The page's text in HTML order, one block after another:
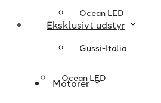
Ocean LED
Gussi-Italia
Motorer
Eksklusivt udstyr
Ocean LED